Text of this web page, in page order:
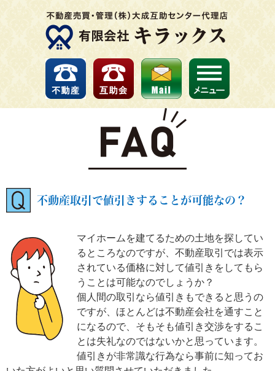
不動産取引で値引きすることが可能なの？
マイホームを建てるための土地を探してい
るところなのですが、不動産取引では表示
されている価格に対して値引きをしてもら
うことは可能なのでしょうか？
個人間の取引なら値引きもできると思うの
ですが、ほとんどは不動産会社を通すこと
になるので、そもそも値引き交渉をするこ
とは失礼なのではないかと思っています。
値引きが非常識な行為なら事前に知ってお